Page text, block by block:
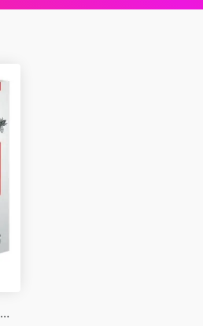
精通以太坊：开发智能合约和去中心化应用